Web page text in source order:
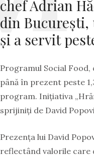
chef Adrian
din București,
și a servit
Programul Social
până în prezent peste
program. Inițiativa
sprijiniți de David
Prezența lui David
reflectând valorile care